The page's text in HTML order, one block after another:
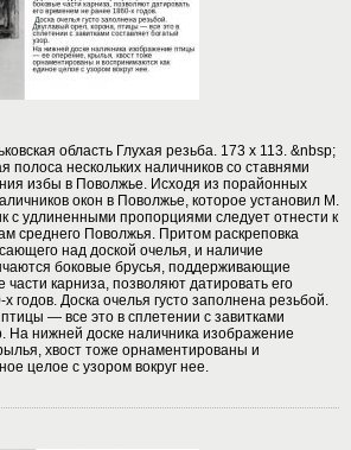
область Глухая резьба. 173 х 113. &nbsp;
полоса нескольких наличников со ставнями
избы в Поволжье. Исходя из порайонных
окон в Поволжье, которое установил М.
с удлиненными пропорциями следует отнести к
среднего Поволжья. Притом раскреповка
над доской очелья, и наличие
боковые брусья, поддерживающие
карниза, позволяют датировать его
годов. Доска очелья густо заполнена резьбой.
— все это в сплетении с завитками
На нижней доске наличника изображение
хвост тоже орнаментированы и
целое с узором вокруг нее.